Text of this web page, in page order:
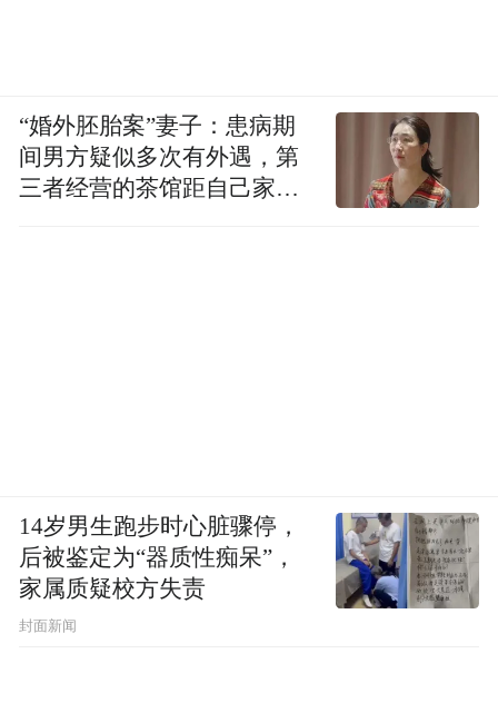
“婚外胚胎案”妻子：患病期
间男方疑似多次有外遇，第
三者经营的茶馆距自己家步
14岁男生跑步时心脏骤停，
后被鉴定为“器质性痴呆”，
家属质疑校方失责
封面新闻